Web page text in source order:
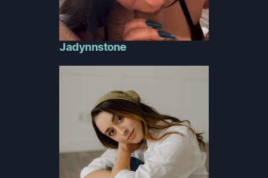
Jadynnstone